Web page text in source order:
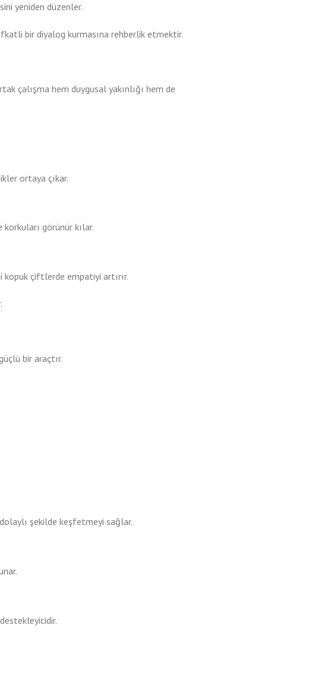
yeniden düzenler.
bir diyalog kurmasına rehberlik etmektir.
çalışma hem duygusal yakınlığı hem de
ortaya çıkar.
görünür kılar.
çiftlerde empatiyi artırır.
bir araçtır.
şekilde keşfetmeyi sağlar.